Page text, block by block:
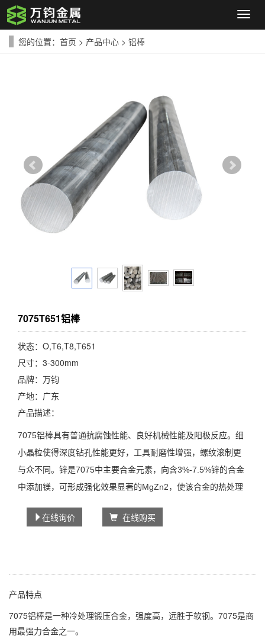
导
航
您的位置： 首页 > 产品中心 > 铝棒
7075T651铝棒
状态：O,T6,T8,T651
尺寸：3-300mm
品牌：万钧
产地：广东
产品描述：
7075铝棒具有普通抗腐蚀性能、良好机械性能及阳极反应。细
小晶粒使得深度钻孔性能更好，工具耐磨性增强，螺纹滚制更
与众不同。锌是7075中主要合金元素，向含3%-7.5%锌的合金
中添加镁，可形成强化效果显著的MgZn2，使该合金的热处理
拉强度会得到进一步的提高，但其抗应力腐蚀和抗剥落腐蚀的
T651铝合金尤为上品，被誉为铝合金中最优良的产品，强度
高、远胜任何软钢。此合金并具有良好机械性及阳极反应。
在线询价 在线购买
产品特点
7075铝棒是一种冷处理锻压合金，强度高，远胜于软钢。7075是商
用最强力合金之一。